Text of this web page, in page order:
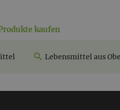
kaufen
Lebensmittel aus